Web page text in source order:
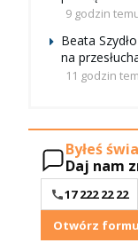
9 godzin
Beata
na
11 godzin
Byłeś
Daj nam
17 222 22 22
Otwórz